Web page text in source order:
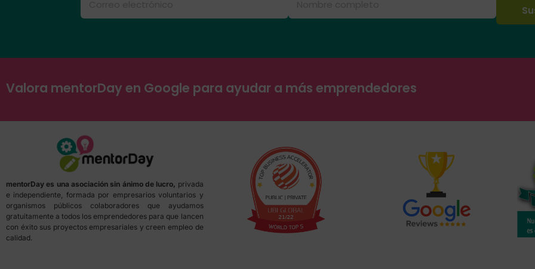
Valora mentorDay en Google para ayudar a más emprendedores
mentorDay es una asociación sin ánimo de lucro, privada
e independiente, formada por empresarios voluntarios y
organismos públicos colaboradores que ayudamos
gratuitamente a todos los emprendedores para que lancen
con éxito sus proyectos empresariales y creen empleo de
calidad.